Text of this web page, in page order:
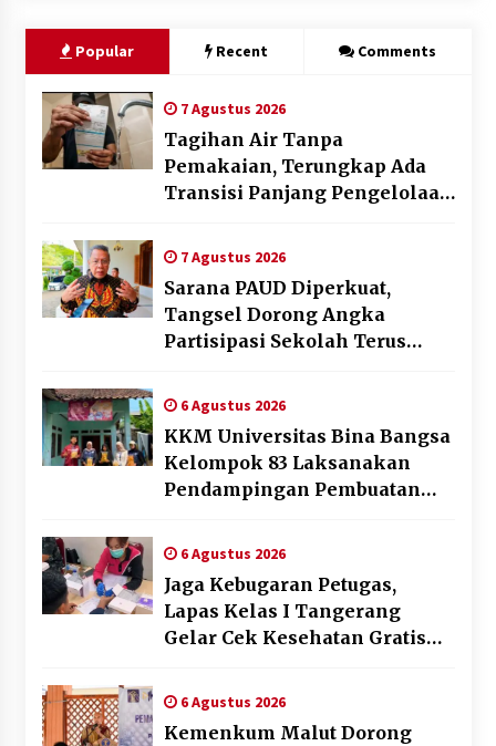
Popular Recent Comments
7 Agustus 2026
Tagihan Air Tanpa
Pemakaian, Terungkap Ada
Transisi Panjang Pengelolaan
Transparan
7 Agustus 2026
Sarana PAUD Diperkuat,
Tangsel Dorong Angka
Partisipasi Sekolah Terus
6 Agustus 2026
KKM Universitas Bina Bangsa
Kelompok 83 Laksanakan
Pendampingan Pembuatan
Memperkuat Pemasaran
UMKM di Desa Cempaka
6 Agustus 2026
Jaga Kebugaran Petugas,
Lapas Kelas I Tangerang
Gelar Cek Kesehatan Gratis
6 Agustus 2026
Kemenkum Malut Dorong